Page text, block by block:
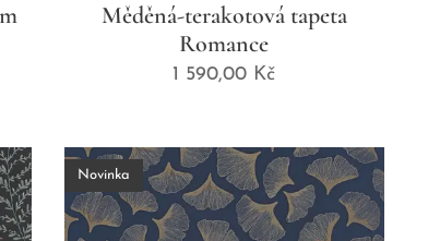
Měděná-terakotová tapeta
Romance
1 590,00 Kč
Novinka